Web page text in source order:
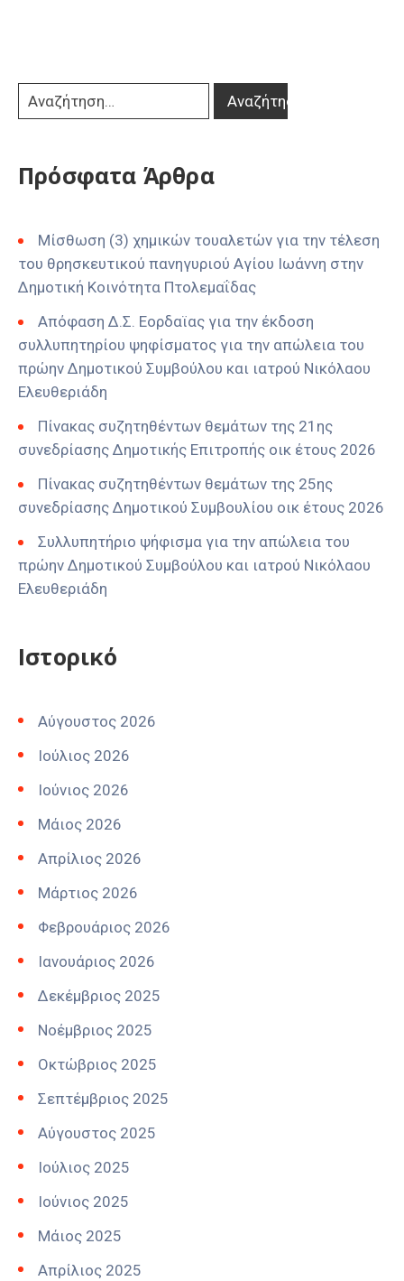
Πρόσφατα Άρθρα
Μίσθωση (3) χημικών τουαλετών για την τέλεση
του θρησκευτικού πανηγυριού Αγίου Ιωάννη στην
Δημοτική Κοινότητα Πτολεμαΐδας
Απόφαση Δ.Σ. Εορδαϊας για την έκδοση
συλλυπητηρίου ψηφίσματος για την απώλεια του
πρώην Δημοτικού Συμβούλου και ιατρού Νικόλαου
Ελευθεριάδη
Πίνακας συζητηθέντων θεμάτων της 21ης
συνεδρίασης Δημοτικής Επιτροπής οικ έτους 2026
Πίνακας συζητηθέντων θεμάτων της 25ης
συνεδρίασης Δημοτικού Συμβουλίου οικ έτους 2026
Συλλυπητήριο ψήφισμα για την απώλεια του
πρώην Δημοτικού Συμβούλου και ιατρού Νικόλαου
Ελευθεριάδη
Ιστορικό
Αύγουστος 2026
Ιούλιος 2026
Ιούνιος 2026
Μάιος 2026
Απρίλιος 2026
Μάρτιος 2026
Φεβρουάριος 2026
Ιανουάριος 2026
Δεκέμβριος 2025
Νοέμβριος 2025
Οκτώβριος 2025
Σεπτέμβριος 2025
Αύγουστος 2025
Ιούλιος 2025
Ιούνιος 2025
Μάιος 2025
Απρίλιος 2025